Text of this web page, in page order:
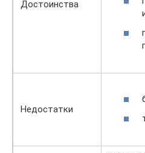
Достоинства
Недостатки